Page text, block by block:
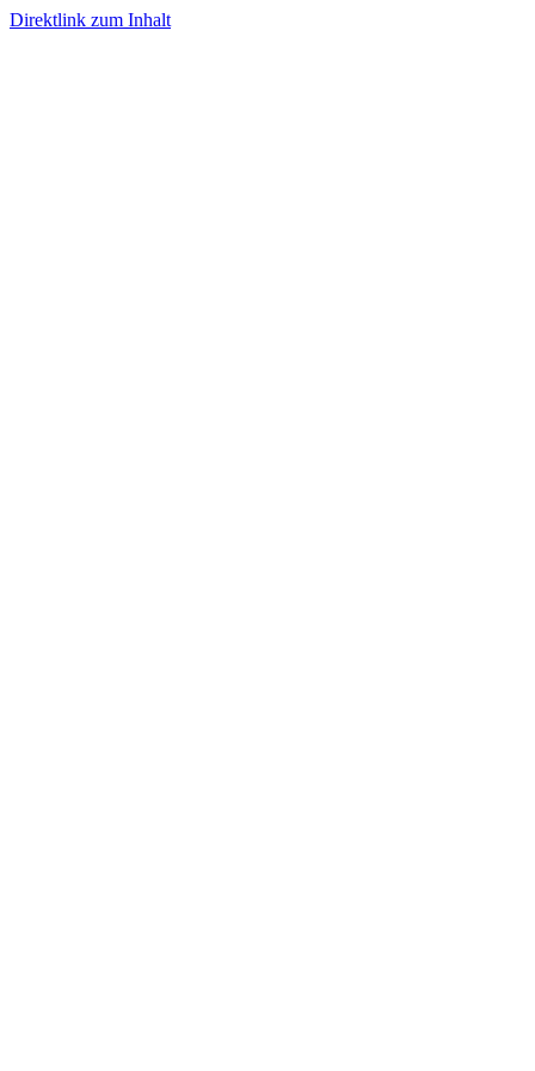
Direktlink zum Inhalt